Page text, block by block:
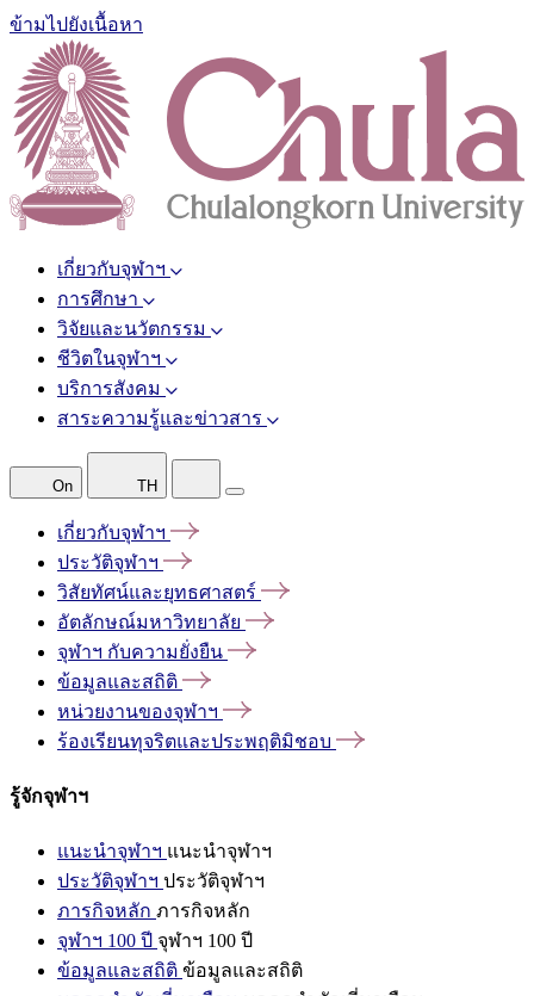
ข้ามไปยังเนื้อหา
เกี่ยวกับจุฬาฯ
การศึกษา
วิจัยและนวัตกรรม
ชีวิตในจุฬาฯ
บริการสังคม
สาระความรู้และข่าวสาร
On TH
เกี่ยวกับจุฬาฯ
ประวัติจุฬาฯ
วิสัยทัศน์และยุทธศาสตร์
อัตลักษณ์มหาวิทยาลัย
จุฬาฯ กับความยั่งยืน
ข้อมูลและสถิติ
หน่วยงานของจุฬาฯ
ร้องเรียนทุจริตและประพฤติมิชอบ
รู้จักจุฬาฯ
แนะนำจุฬาฯ แนะนำจุฬาฯ
ประวัติจุฬาฯ ประวัติจุฬาฯ
ภารกิจหลัก ภารกิจหลัก
จุฬาฯ 100 ปี จุฬาฯ 100 ปี
ข้อมูลและสถิติ ข้อมูลและสถิติ